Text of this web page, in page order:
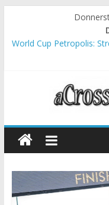
World Cup Petropolis:
Krumbach und
Supercup Massi
Halbzeit beim Andalucia
Chelva: Schweizer